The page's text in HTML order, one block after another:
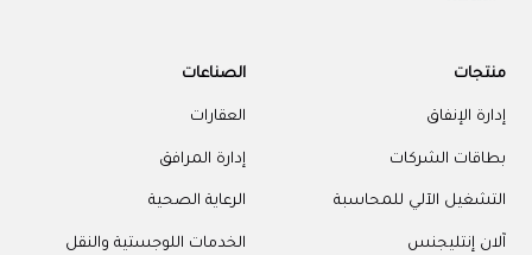
منتجات
إدارة الإنفاق
بطاقات الشركات
التشغيل الآلي للمحاسبة
آلان إنتليجنس
الصناعات
العقارات
إدارة المرافق
الرعاية الصحية
الخدمات اللوجستية والنقل